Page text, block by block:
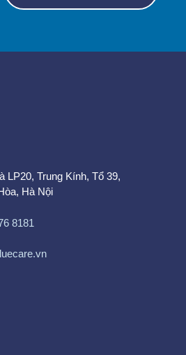
LP20, Trung Kính, Tổ 39,
Hà Nội
8181